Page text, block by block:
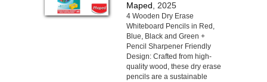
Maped , 2025
4 Wooden Dry Erase
Whiteboard Pencils in Red,
Blue, Black and Green +
Pencil Sharpener Friendly
Design: Crafted from high-
quality wood, these dry erase
pencils are a sustainable